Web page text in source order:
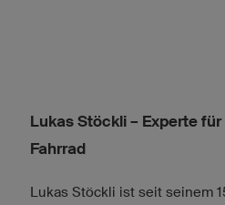
Lukas Stöckli – Experte
Fahrrad
Lukas Stöckli ist seit seinem